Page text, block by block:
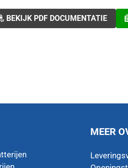
BEKIJK PDF DOCUMENTATIE
MEER